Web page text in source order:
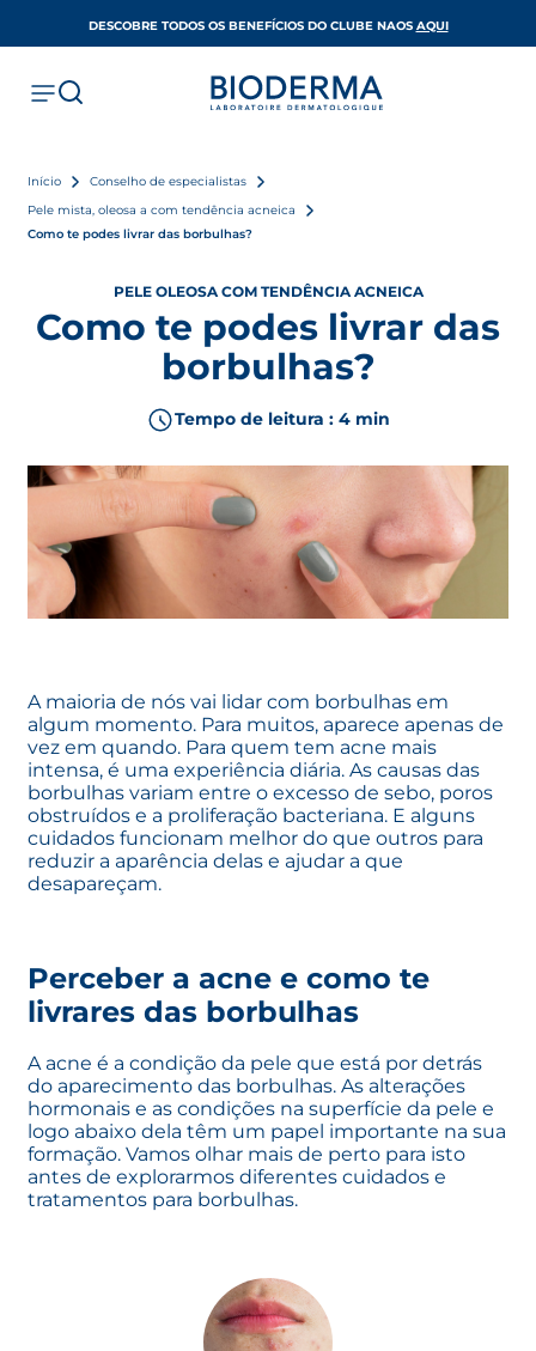
DESCOBRE TODOS OS BENEFÍCIOS DO CLUBE NAOS AQUIOPENS IN A
Início
Conselho de especialistas
Pele mista, oleosa a com tendência acneica
Como te podes livrar das borbulhas?
PELE OLEOSA COM TENDÊNCIA ACNEICA
Como te podes livrar das
borbulhas?
Tempo de leitura : 4 min
A maioria de nós vai lidar com borbulhas em
algum momento. Para muitos, aparece apenas de
vez em quando. Para quem tem acne mais
intensa, é uma experiência diária. As causas das
borbulhas variam entre o excesso de sebo, poros
obstruídos e a proliferação bacteriana. E alguns
cuidados funcionam melhor do que outros para
reduzir a aparência delas e ajudar a que
desapareçam.
Perceber a acne e como te
livrares das borbulhas
A acne é a condição da pele que está por detrás
do aparecimento das borbulhas. As alterações
hormonais e as condições na superfície da pele e
logo abaixo dela têm um papel importante na sua
formação. Vamos olhar mais de perto para isto
antes de explorarmos diferentes cuidados e
tratamentos para borbulhas.